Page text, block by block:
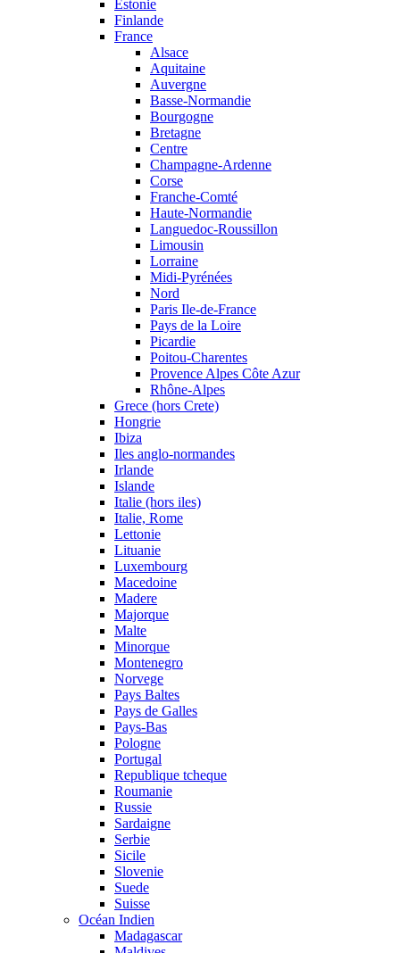
Estonie
Finlande
France
Alsace
Aquitaine
Auvergne
Basse-Normandie
Bourgogne
Bretagne
Centre
Champagne-Ardenne
Corse
Franche-Comté
Haute-Normandie
Languedoc-Roussillon
Limousin
Lorraine
Midi-Pyrénées
Nord
Paris Ile-de-France
Pays de la Loire
Picardie
Poitou-Charentes
Provence Alpes Côte Azur
Rhône-Alpes
Grece (hors Crete)
Hongrie
Ibiza
Iles anglo-normandes
Irlande
Islande
Italie (hors iles)
Italie, Rome
Lettonie
Lituanie
Luxembourg
Macedoine
Madere
Majorque
Malte
Minorque
Montenegro
Norvege
Pays Baltes
Pays de Galles
Pays-Bas
Pologne
Portugal
Republique tcheque
Roumanie
Russie
Sardaigne
Serbie
Sicile
Slovenie
Suede
Suisse
Océan Indien
Madagascar